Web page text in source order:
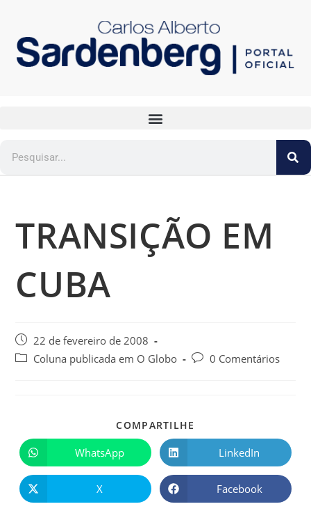
TRANSIÇÃO EM
CUBA
22 de fevereiro de 2008
Coluna publicada em O Globo
0 Comentários
COMPARTILHE
WhatsApp LinkedIn
X Facebook